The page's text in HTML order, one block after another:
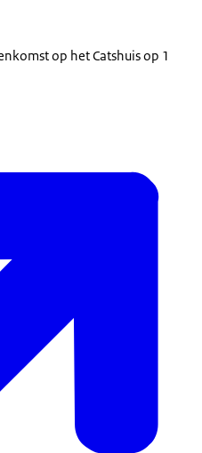
op het Catshuis op 1